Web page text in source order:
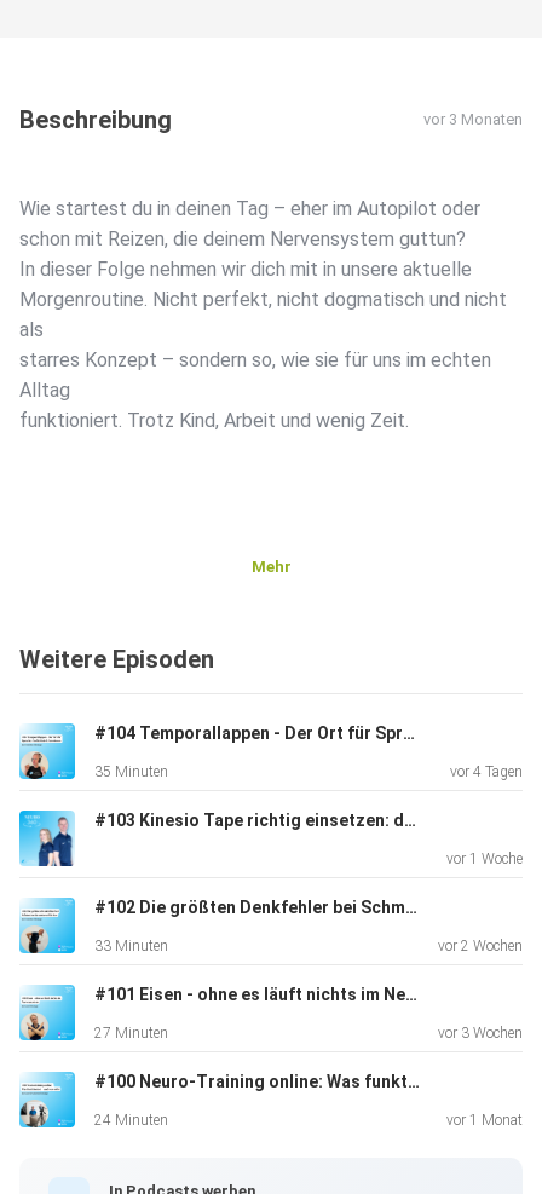
Beschreibung vor 3 Monaten
Wie startest du in deinen Tag – eher im Autopilot oder
schon mit Reizen, die deinem Nervensystem guttun?
In dieser Folge nehmen wir dich mit in unsere aktuelle
Morgenroutine. Nicht perfekt, nicht dogmatisch und nicht
als
starres Konzept – sondern so, wie sie für uns im echten
Alltag
funktioniert. Trotz Kind, Arbeit und wenig Zeit.
Unterschied machen und warum es oft nicht die eine große
braucht, sondern viele einfache Reize, die zusammen einen
spürbaren Effekt haben.
Dich erwartet in dieser Folge:
warum für uns eine gute Morgenroutine nicht
und regelmäßig funktionieren sollte
Mehr
Weitere Episoden
#104 Temporallappen - Der Ort für Sprache, Gedächtnis & Emotionen
35 Minuten vor 4 Tagen
#103 Kinesio Tape richtig einsetzen: der Unterschied, den viele übersehen - mit Oliver Derigs
vor 1 Woche
#102 Die größten Denkfehler bei Schmerzen im unteren Rücken
33 Minuten vor 2 Wochen
#101 Eisen - ohne es läuft nichts im Nervensystem
27 Minuten vor 3 Wochen
#100 Neuro-Training online: Was funktioniert – und was nicht
24 Minuten vor 1 Monat